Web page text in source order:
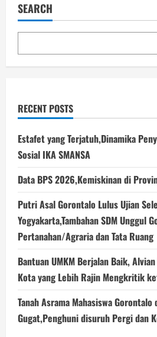
Tumbilotohe,Syiar
dan
Jiwa
SEARCH
RECENT POSTS
Estafet yang Terjatuh,Dinamika
Sosial IKA SMANSA
Data BPS 2026,Kemiskinan di
Putri Asal Gorontalo Lulus Ujian
Yogyakarta,Tambahan SDM Unggul
Pertanahan/Agraria dan Tata Ruang
Bantuan UMKM Berjalan Baik,
Kota yang Lebih Rajin Mengkritik
Tanah Asrama Mahasiswa
Gugat,Penghuni disuruh Pergi dan